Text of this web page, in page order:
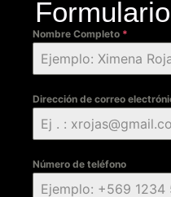
Nombre Completo *
Dirección de correo
Número de teléfono